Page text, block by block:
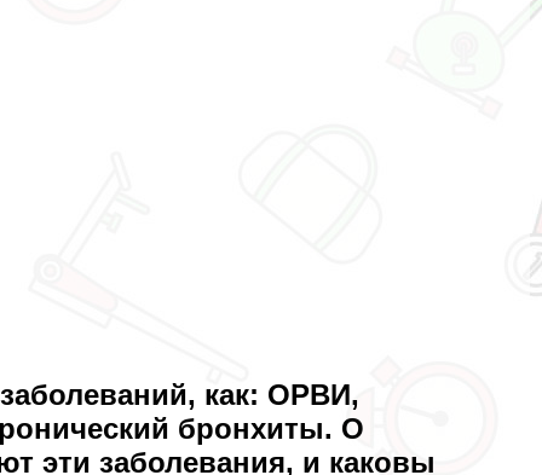
как: ОРВИ,
бронхиты. О
эти заболевания, и каковы